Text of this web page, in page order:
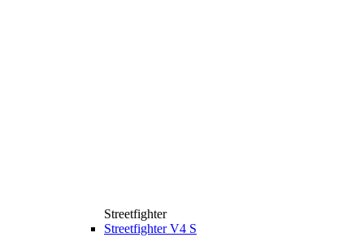
Streetfighter
Streetfighter V4 S